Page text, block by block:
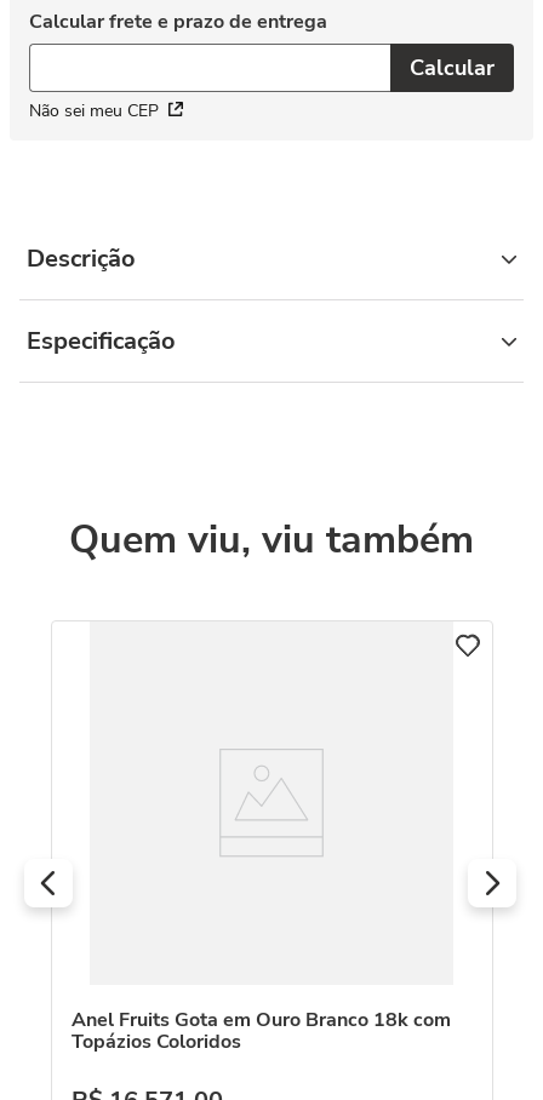
Não sei meu CEP
Descrição
Especificação
Quem viu, viu também
Anel Fruits Gota em Ouro Branco 18k com
Topázios Coloridos